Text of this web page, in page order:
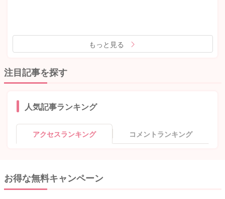
もっと見る
注目記事を探す
人気記事ランキング
アクセスランキング コメントランキング
お得な無料キャンペーン